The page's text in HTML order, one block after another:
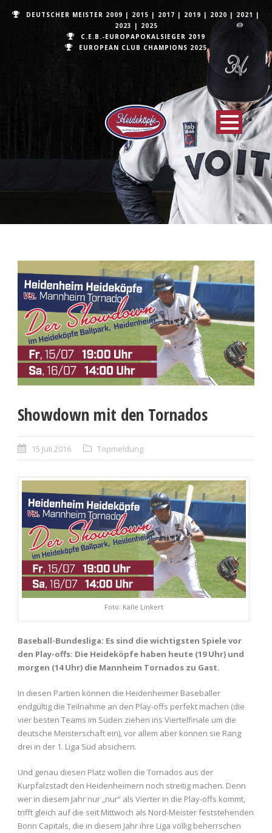
DEUTSCHER MEISTER 2009 | 2015 | 2017 | 2019 | 2020 | 2021 |
2023 | 2025
C.E.B.-EUROPAPOKALSIEGER 2019
EUROPEAN CLUB CHAMPIONS 2025
Showdown mit den Tornados
15 Juli 2016 Topmeldung
Foto: Kalle Linkert
Baseball-Bundesliga: Es sind die wichtigsten Spiele vor
den Play-offs: Die Heideköpfe haben heute (19 Uhr) und
morgen (14 Uhr) die Mannheim Tornados zu Gast.
In diesen Partien können die Heidenheimer Baseballer
endgültig die Teilnahme an den Play-offs perfekt machen (die
vier besten Teams im Süden ziehen ins Viertelfinale um die
deutsche Meisterschaft ein), vor allem aber können sie Rang
drei in der 1. Liga Süd absichern.
Und genau diesen Platz wollen die Tornados aus der
Kurpfalzstadt den Heidenheimern noch streitig machen. Denn
wer in diesem Jahr nur „nur“ als Vierter in die Play-offs kommt,
trifft gleich auf die seit Mittwoch als Nord-Meister feststehenden
Bonn Capitals, die in diesem Jahr ihre Liga völlig beherrschen